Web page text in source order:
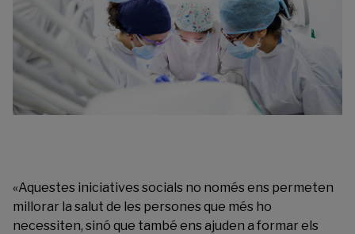
«Aquestes iniciatives socials no només ens permeten
millorar la salut de les persones que més ho
necessiten, sinó que també ens ajuden a formar els